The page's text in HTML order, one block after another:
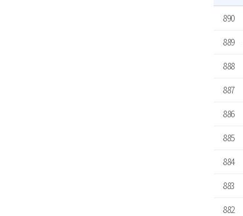
890
889
888
887
886
885
884
883
882